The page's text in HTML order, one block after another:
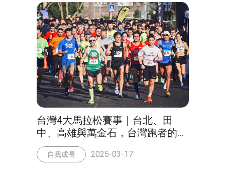
台灣4大馬拉松賽事｜台北、田
中、高雄與萬金石，台灣跑者的年
度盛事!
自我成長 2025-03-17